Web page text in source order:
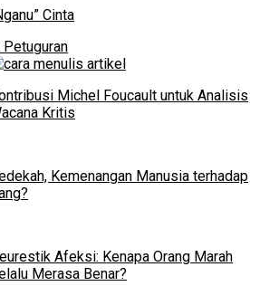
Cinta
Petuguran
Michel Foucault untuk Analisis
Kritis
Kemenangan Manusia terhadap
Afeksi: Kenapa Orang Marah
Merasa Benar?